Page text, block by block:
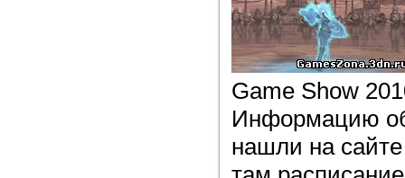
Game Show
Информацию
нашли на